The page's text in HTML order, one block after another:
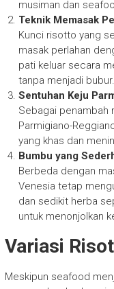
musiman dan
Teknik Memasak
Kunci risotto yang
masak perlahan
pati keluar secara
tanpa menjadi bubur.
Sentuhan Keju
Sebagai penambah
Parmigiano-
yang khas dan
Bumbu yang
Berbeda dengan
Venesia tetap
dan sedikit herba
untuk menonjolkan
Variasi
Meskipun seafood